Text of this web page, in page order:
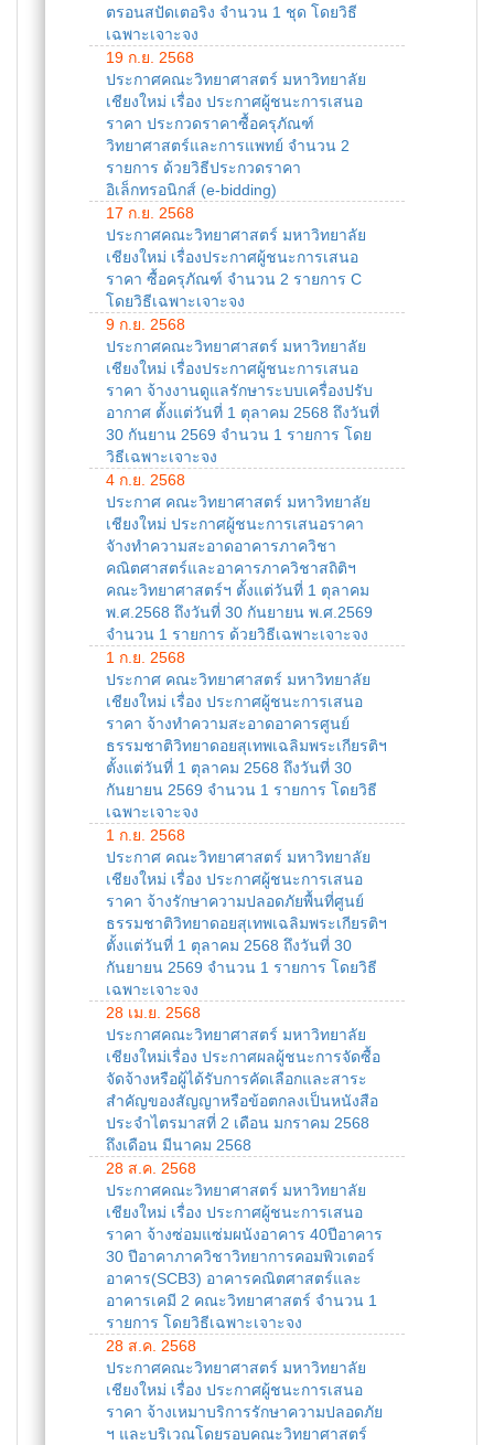
ตรอนสปัดเตอริง จำนวน 1 ชุด โดยวิธี
เฉพาะเจาะจง
19 ก.ย. 2568
ประกาศคณะวิทยาศาสตร์ มหาวิทยาลัย
เชียงใหม่ เรื่อง ประกาศผู้ชนะการเสนอ
ราคา ประกวดราคาซื้อครุภัณฑ์
วิทยาศาสตร์และการแพทย์ จำนวน 2
รายการ ด้วยวิธีประกวดราคา
อิเล็กทรอนิกส์ (e-bidding)
17 ก.ย. 2568
ประกาศคณะวิทยาศาสตร์ มหาวิทยาลัย
เชียงใหม่ เรื่องประกาศผู้ชนะการเสนอ
ราคา ซื้อครุภัณฑ์ จำนวน 2 รายการ C
โดยวิธีเฉพาะเจาะจง
9 ก.ย. 2568
ประกาศคณะวิทยาศาสตร์ มหาวิทยาลัย
เชียงใหม่ เรื่องประกาศผู้ชนะการเสนอ
ราคา จ้างงานดูแลรักษาระบบเครื่องปรับ
อากาศ ตั้งแต่วันที่ 1 ตุลาคม 2568 ถึงวันที่
30 กันยาน 2569 จำนวน 1 รายการ โดย
วิธีเฉพาะเจาะจง
4 ก.ย. 2568
ประกาศ คณะวิทยาศาสตร์ มหาวิทยาลัย
เชียงใหม่ ประกาศผู้ชนะการเสนอราคา
จัางทำความสะอาดอาคารภาควิชา
คณิตศาสตร์และอาคารภาควิชาสถิติฯ
คณะวิทยาศาสตร์ฯ ตั้งแต่วันที่ 1 ตุลาคม
พ.ศ.2568 ถึงวันที่ 30 กันยายน พ.ศ.2569
จำนวน 1 รายการ ด้วยวิธีเฉพาะเจาะจง
1 ก.ย. 2568
ประกาศ คณะวิทยาศาสตร์ มหาวิทยาลัย
เชียงใหม่ เรื่อง ประกาศผู้ชนะการเสนอ
ราคา จ้างทำความสะอาดอาคารศูนย์
ธรรมชาติวิทยาดอยสุเทพเฉลิมพระเกียรติฯ
ตั้งแต่วันที่ 1 ตุลาคม 2568 ถึงวันที่ 30
กันยายน 2569 จำนวน 1 รายการ โดยวิธี
เฉพาะเจาะจง
1 ก.ย. 2568
ประกาศ คณะวิทยาศาสตร์ มหาวิทยาลัย
เชียงใหม่ เรื่อง ประกาศผู้ชนะการเสนอ
ราคา จ้างรักษาความปลอดภัยพื้นที่ศูนย์
ธรรมชาติวิทยาดอยสุเทพเฉลิมพระเกียรติฯ
ตั้งแต่วันที่ 1 ตุลาคม 2568 ถึงวันที่ 30
กันยายน 2569 จำนวน 1 รายการ โดยวิธี
เฉพาะเจาะจง
28 เม.ย. 2568
ประกาศคณะวิทยาศาสตร์ มหาวิทยาลัย
เชียงใหม่เรื่อง ประกาศผลผู้ชนะการจัดซื้อ
จัดจ้างหรือผู้ได้รับการคัดเลือกและสาระ
สำคัญของสัญญาหรือข้อตกลงเป็นหนังสือ
ประจำไตรมาสที่ 2 เดือน มกราคม 2568
ถึงเดือน มีนาคม 2568
28 ส.ค. 2568
ประกาศคณะวิทยาศาสตร์ มหาวิทยาลัย
เชียงใหม่ เรื่อง ประกาศผู้ชนะการเสนอ
ราคา จ้างซ่อมแซ่มผนังอาคาร 40ปีอาคาร
30 ปีอาคาภาควิชาวิทยาการคอมพิวเตอร์
อาคาร(SCB3) อาคารคณิตศาสตร์และ
อาคารเคมี 2 คณะวิทยาศาสตร์ จำนวน 1
รายการ โดยวิธีเฉพาะเจาะจง
28 ส.ค. 2568
ประกาศคณะวิทยาศาสตร์ มหาวิทยาลัย
เชียงใหม่ เรื่อง ประกาศผู้ชนะการเสนอ
ราคา จ้างเหมาบริการรักษาความปลอดภัย
ฯ และบริเวณโดยรอบคณะวิทยาศาสตร์